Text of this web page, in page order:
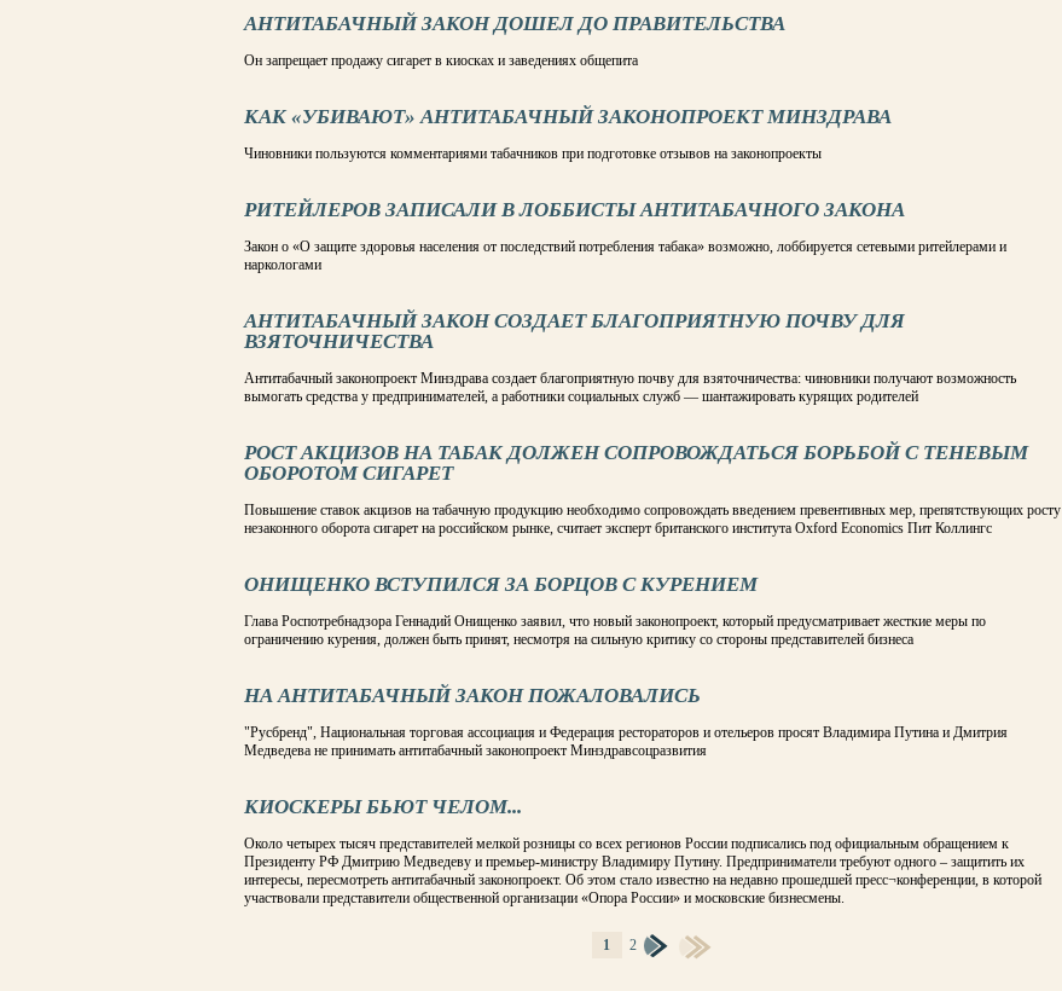
АНТИТАБАЧНЫЙ ЗАКОН ДОШЕЛ ДО ПРАВИТЕЛЬСТВА
Он запрещает продажу сигарет в киосках и заведениях общепита
КАК «УБИВАЮТ» АНТИТАБАЧНЫЙ ЗАКОНОПРОЕКТ МИНЗДРАВА
Чиновники пользуются комментариями табачников при подготовке отзывов на законопроекты
РИТЕЙЛЕРОВ ЗАПИСАЛИ В ЛОББИСТЫ АНТИТАБАЧНОГО ЗАКОНА
Закон о «О защите здоровья населения от последствий потребления табака» возможно, лоббируется сетевыми ритейлерами и
наркологами
АНТИТАБАЧНЫЙ ЗАКОН СОЗДАЕТ БЛАГОПРИЯТНУЮ ПОЧВУ ДЛЯ
ВЗЯТОЧНИЧЕСТВА
Антитабачный законопроект Мин­здрава создает благоприятную почву для взяточничества: чиновники получают возможность
вымогать средства у предпринимателей, а работники социальных служб — шантажировать курящих родителей
РОСТ АКЦИЗОВ НА ТАБАК ДОЛЖЕН СОПРОВОЖДАТЬСЯ БОРЬБОЙ С ТЕНЕВЫМ
ОБОРОТОМ СИГАРЕТ
Повышение ставок акцизов на табачную продукцию необходимо сопровождать введением превентивных мер, препятствующих росту
незаконного оборота сигарет на российском рынке, считает эксперт британского института Oxford Economics Пит Коллингс
ОНИЩЕНКО ВСТУПИЛСЯ ЗА БОРЦОВ С КУРЕНИЕМ
Глава Роспотребнадзора Геннадий Онищенко заявил, что новый законопроект, который предусматривает жесткие меры по
ограничению курения, должен быть принят, несмотря на сильную критику со стороны представителей бизнеса
НА АНТИТАБАЧНЫЙ ЗАКОН ПОЖАЛОВАЛИСЬ
"Русбренд", Национальная торговая ассоциация и Федерация рестораторов и отельеров просят Владимира Путина и Дмитрия
Медведева не принимать антитабачный законопроект Минздравсоцразвития
КИОСКЕРЫ БЬЮТ ЧЕЛОМ...
Около четырех тысяч представителей мелкой розницы со всех регионов России подписались под официальным обращением к
Президенту РФ Дмитрию Медведеву и премьер-министру Владимиру Путину. Предприниматели требуют одного – защитить их
интересы, пересмотреть антитабачный законопроект. Об этом стало известно на недавно прошедшей пресс¬конференции, в которой
участвовали представители общественной организации «Опора России» и московские бизнесмены.
1 2